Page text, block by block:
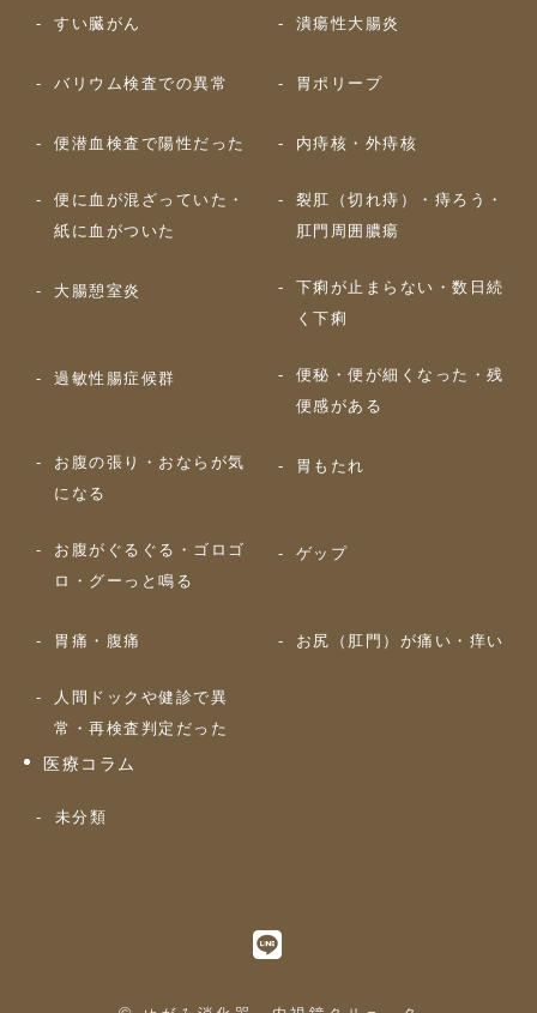
すい臓がん 潰瘍性大腸炎
バリウム検査での異常 胃ポリープ
便潜血検査で陽性だった 内痔核・外痔核
便に血が混ざっていた・
紙に血がついた
裂肛（切れ痔）・痔ろう・
肛門周囲膿瘍
大腸憩室炎
下痢が止まらない・数日続
く下痢
過敏性腸症候群
便秘・便が細くなった・残
便感がある
お腹の張り・おならが気
になる
胃もたれ
お腹がぐるぐる・ゴロゴ
ロ・グーっと鳴る
ゲップ
胃痛・腹痛 お尻（肛門）が痛い・痒い
人間ドックや健診で異
常・再検査判定だった
医療コラム
未分類